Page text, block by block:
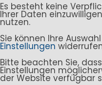
Es besteht keine
Ihrer Daten
nutzen.
Sie können Ihre
Einstellungen
Bitte beachten Sie,
Einstellungen
der Website verfügbar